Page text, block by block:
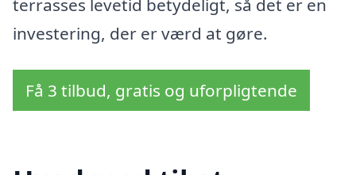
terrasses levetid betydeligt, så det er en
investering, der er værd at gøre.
Få 3 tilbud, gratis og uforpligtende